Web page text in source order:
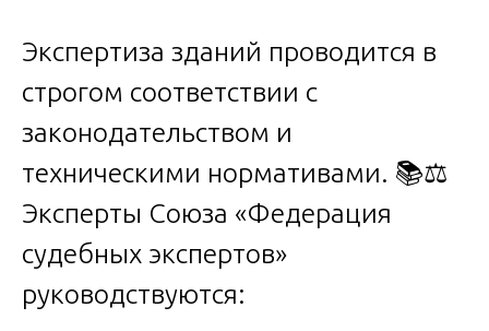
Экспертиза зданий проводится в
строгом соответствии с
законодательством и
техническими нормативами. 📚⚖️
Эксперты Союза «Федерация
судебных экспертов»
руководствуются: